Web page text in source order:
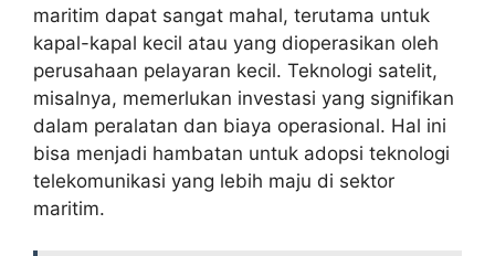
maritim dapat sangat mahal, terutama untuk
kapal-kapal kecil atau yang dioperasikan oleh
perusahaan pelayaran kecil. Teknologi satelit,
misalnya, memerlukan investasi yang signifikan
dalam peralatan dan biaya operasional. Hal ini
bisa menjadi hambatan untuk adopsi teknologi
telekomunikasi yang lebih maju di sektor
maritim.